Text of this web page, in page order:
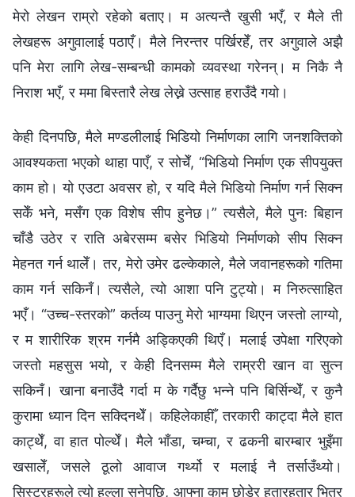
मेरो लेखन राम्रो रहेको बताए। म अत्यन्तै खुसी भएँ, र मैले ती
लेखहरू अगुवालाई पठाएँ। मैले निरन्तर पर्खिरहेँ, तर अगुवाले अझै
पनि मेरा लागि लेख-सम्बन्धी कामको व्यवस्था गरेनन्। म निकै नै
निराश भएँ, र ममा बिस्तारै लेख लेख्ने उत्साह हराउँदै गयो।
केही दिनपछि, मैले मण्डलीलाई भिडियो निर्माणका लागि जनशक्तिको
आवश्यकता भएको थाहा पाएँ, र सोचेँ, “भिडियो निर्माण एक सीपयुक्त
काम हो। यो एउटा अवसर हो, र यदि मैले भिडियो निर्माण गर्न सिक्न
सकेँ भने, मसँग एक विशेष सीप हुनेछ।” त्यसैले, मैले पुनः बिहान
चाँडै उठेर र राति अबेरसम्म बसेर भिडियो निर्माणको सीप सिक्न
मेहनत गर्न थालेँ। तर, मेरो उमेर ढल्केकाले, मैले जवानहरूको गतिमा
काम गर्न सकिनँ। त्यसैले, त्यो आशा पनि टुट्यो। म निरुत्साहित
भएँ। “उच्च-स्तरको” कर्तव्य पाउनु मेरो भाग्यमा थिएन जस्तो लाग्यो,
र म शारीरिक श्रम गर्नमै अड्किएकी थिएँ। मलाई उपेक्षा गरिएको
जस्तो महसुस भयो, र केही दिनसम्म मैले राम्ररी खान वा सुत्न
सकिनँ। खाना बनाउँदै गर्दा म के गर्दैछु भन्ने पनि बिर्सिन्थेँ, र कुनै
कुरामा ध्यान दिन सक्दिनथेँ। कहिलेकाहीँ, तरकारी काट्दा मैले हात
काट्थेँ, वा हात पोल्थेँ। मैले भाँडा, चम्चा, र ढकनी बारम्बार भुइँमा
खसालेँ, जसले ठूलो आवाज गर्थ्यो र मलाई नै तर्साउँथ्यो।
सिस्टरहरूले त्यो हल्ला सुनेपछि, आफ्ना काम छोडेर हतारहतार भित्र